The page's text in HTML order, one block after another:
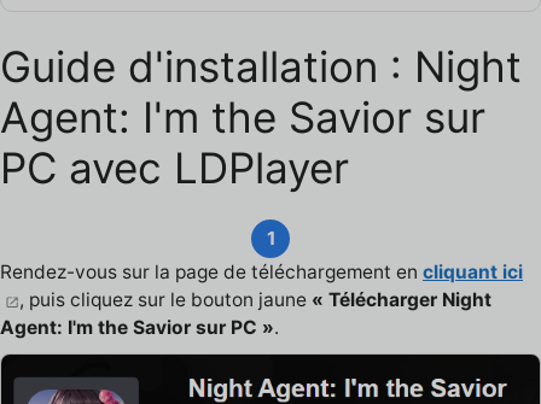
Guide d'installation : Night
Agent: I'm the Savior sur
PC avec LDPlayer
1
Rendez-vous sur la page de téléchargement en cliquant ici
, puis cliquez sur le bouton jaune « Télécharger Night
Agent: I'm the Savior sur PC ».